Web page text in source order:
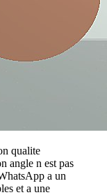
qualite
angle n est pas
a un
et a une